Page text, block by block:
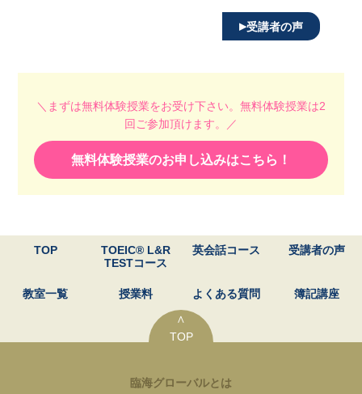
▸受講者の声
＼まずは無料体験授業をお受け下さい。無料体験授業は2
回ご参加頂けます。／
無料体験授業のお申し込みはこちら！
TOP
TOEIC® L&R
TESTコース
英会話コース 受講者の声
教室一覧 授業料 よくある質問
簿記講座
∧
TOP
臨海グローバルとは